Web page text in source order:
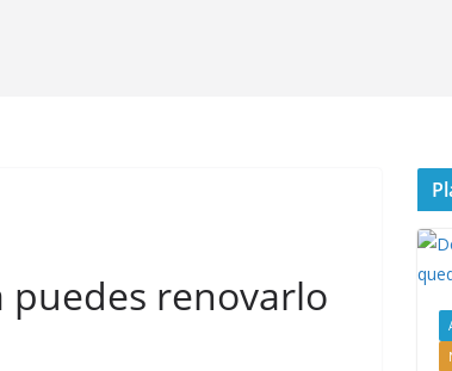
puedes renovarlo